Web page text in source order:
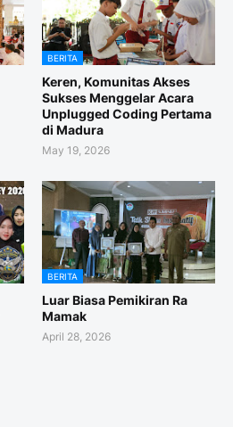
BERITA
Keren, Komunitas Akses
Sukses Menggelar Acara
Unplugged Coding Pertama
di Madura
May 19, 2026
BERITA
Luar Biasa Pemikiran Ra
Mamak
April 28, 2026